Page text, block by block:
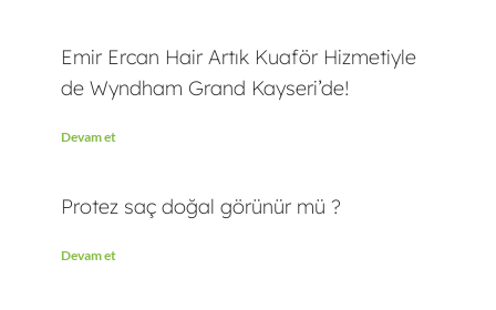
Emir Ercan Hair Artık Kuaför Hizmetiyle
de Wyndham Grand Kayseri’de!
Devam et
Protez saç doğal görünür mü ?
Devam et